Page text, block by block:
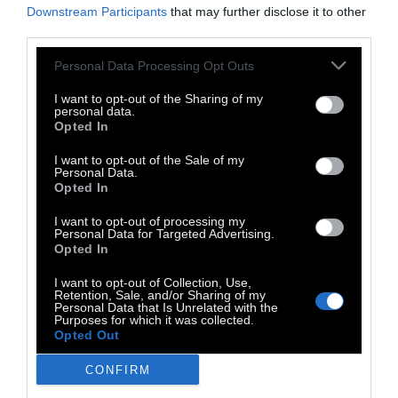
Downstream Participants that may further disclose it to other
Personal Data Processing Opt Outs
I want to opt-out of the Sharing of my
personal data.
Opted In
I want to opt-out of the Sale of my
Personal Data.
Opted In
I want to opt-out of processing my
Personal Data for Targeted Advertising.
Opted In
I want to opt-out of Collection, Use,
Retention, Sale, and/or Sharing of my
Personal Data that Is Unrelated with the
Purposes for which it was collected.
Opted Out
CONFIRM
Ο Αλκίνοος Ιωαννίδης εμφανίζεται χωρίς
άλλη ανθρώπινη παρουσία, μόνο με τις
κιθάρες του, ένα λαούτο και τη φωνή του,
ακολουθώντας την παράδοση των
του στην πρωτογενή τους μορφή, όπως ήταν
τη στιγμή της δημιουργίας τους.
snfcc.org/ioannidis, καθώς και στη σελίδα του
ΚΠΙΣΝ στοFacebookτην Πέμπτη 4/06 στις
21.00.
TAGS: